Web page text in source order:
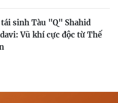
sinh Tàu "Q" Shahid
Vũ khí cực độc từ Thế